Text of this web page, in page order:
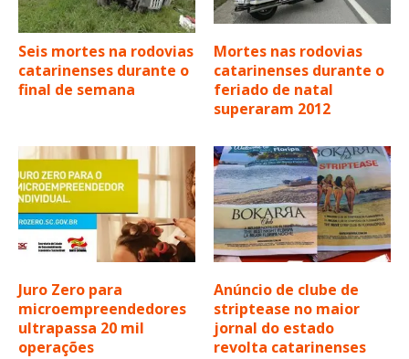
Seis mortes na rodovias
catarinenses durante o
final de semana
Mortes nas rodovias
catarinenses durante o
feriado de natal
superaram 2012
Juro Zero para
microempreendedores
ultrapassa 20 mil
operações
Anúncio de clube de
striptease no maior
jornal do estado
revolta catarinenses